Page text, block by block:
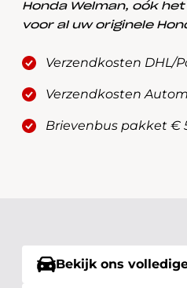
Honda Welman, oók
voor al uw originele
Verzendkosten DHL/
Verzendkosten
Brievenbus pakket €
Bekijk ons